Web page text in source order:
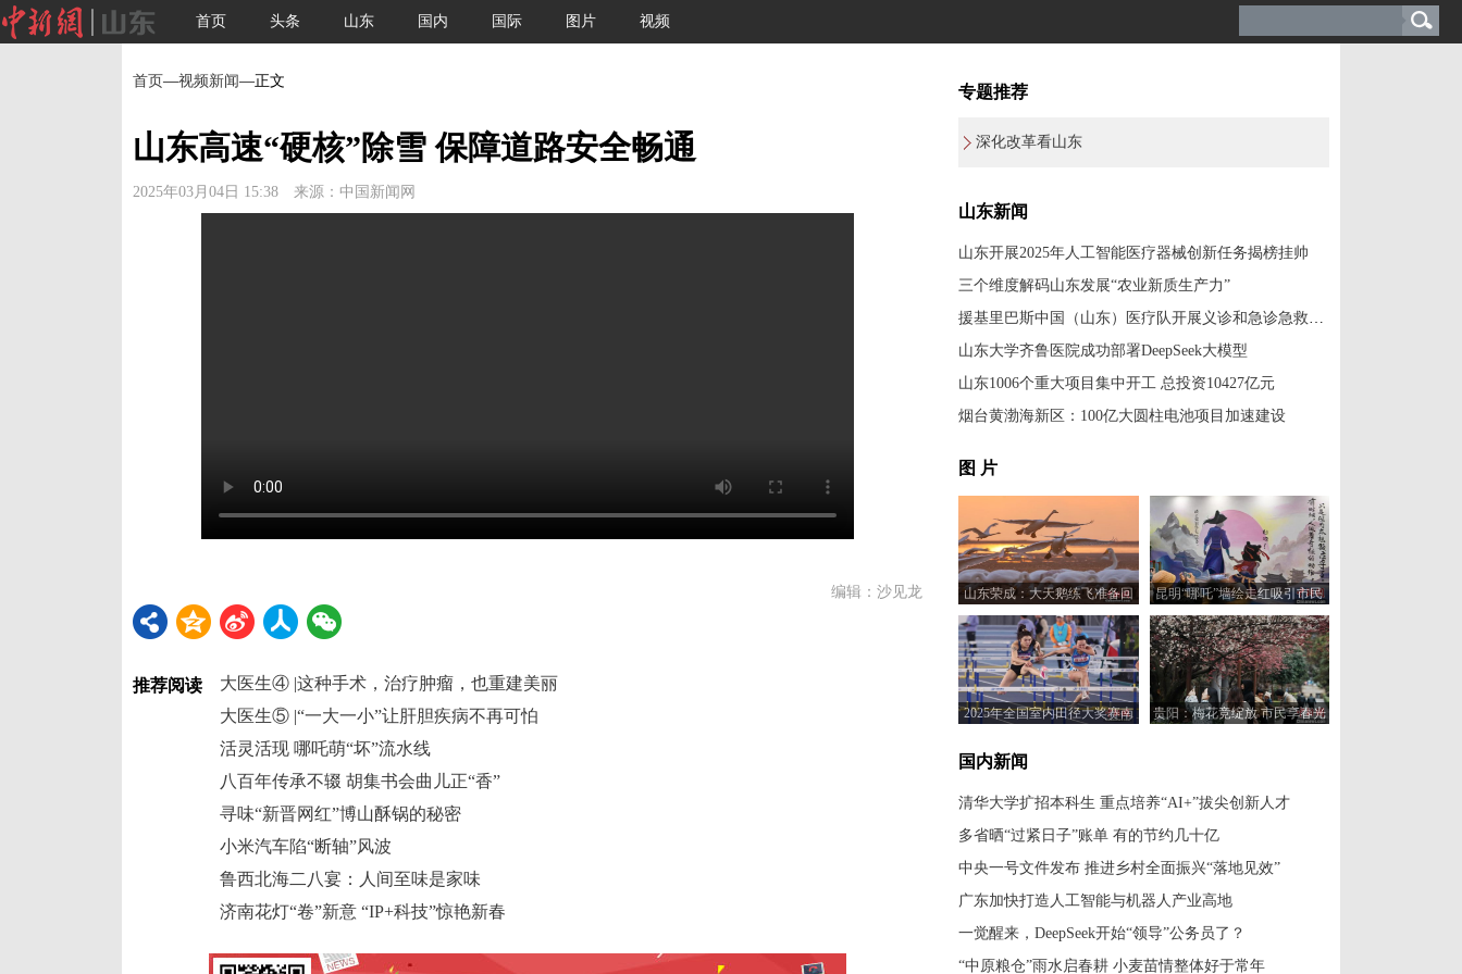
首页 头条 山东 国内 国际 图片 视频
首页—视频新闻—正文
山东高速“硬核”除雪 保障道路安全畅通
2025年03月04日 15:38 来源：中国新闻网
编辑：沙见龙
推荐阅读
大医生④ |这种手术，治疗肿瘤，也重建美丽
大医生⑤ |“一大一小”让肝胆疾病不再可怕
活灵活现 哪吒萌“坏”流水线
八百年传承不辍 胡集书会曲儿正“香”
寻味“新晋网红”博山酥锅的秘密
小米汽车陷“断轴”风波
鲁西北海二八宴：人间至味是家味
济南花灯“卷”新意 “IP+科技”惊艳新春
专题推荐
深化改革看山东
山东新闻
山东开展2025年人工智能医疗器械创新任务揭榜挂帅
三个维度解码山东发展“农业新质生产力”
援基里巴斯中国（山东）医疗队开展义诊和急诊急救培训
山东大学齐鲁医院成功部署DeepSeek大模型
山东1006个重大项目集中开工 总投资10427亿元
烟台黄渤海新区：100亿大圆柱电池项目加速建设
图 片
山东荣成：大天鹅练飞准备回
迁
昆明“哪吒”墙绘走红吸引市民
打卡
2025年全国室内田径大奖赛南
贵阳：梅花竞绽放 市民享春光
国内新闻
清华大学扩招本科生 重点培养“AI+”拔尖创新人才
多省晒“过紧日子”账单 有的节约几十亿
中央一号文件发布 推进乡村全面振兴“落地见效”
广东加快打造人工智能与机器人产业高地
一觉醒来，DeepSeek开始“领导”公务员了？
“中原粮仓”雨水启春耕 小麦苗情整体好于常年